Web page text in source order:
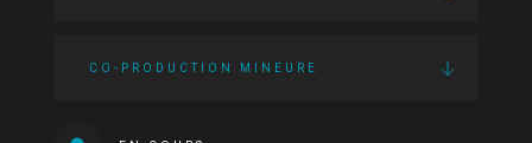
CO-PRODUCTION MINEURE